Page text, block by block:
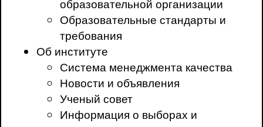
Образовательные стандарты и
требования
Об институте
Система менеджмента качества
Новости и объявления
Ученый совет
Информация о выборах и